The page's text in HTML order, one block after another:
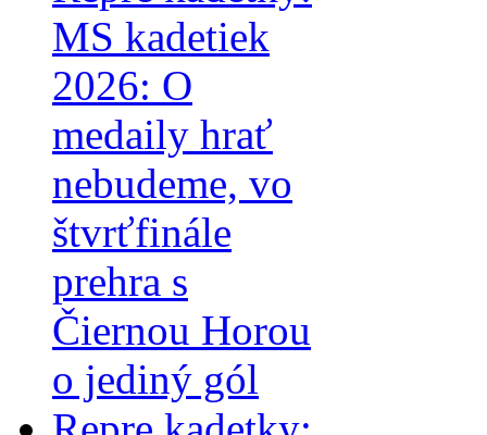
MS kadetiek
2026: O
medaily hrať
nebudeme, vo
štvrťfinále
prehra s
Čiernou Horou
o jediný gól